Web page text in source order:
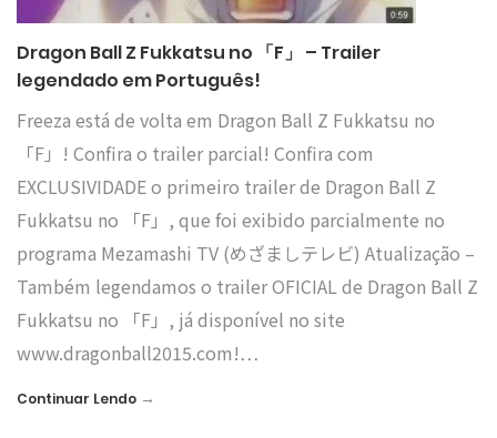
Dragon Ball Z Fukkatsu no 「F」 – Trailer
legendado em Português!
Freeza está de volta em Dragon Ball Z Fukkatsu no
「F」! Confira o trailer parcial! Confira com
EXCLUSIVIDADE o primeiro trailer de Dragon Ball Z
Fukkatsu no 「F」, que foi exibido parcialmente no
programa Mezamashi TV (めざましテレビ) Atualização –
Também legendamos o trailer OFICIAL de Dragon Ball Z
Fukkatsu no 「F」, já disponível no site
www.dragonball2015.com!…
Continuar Lendo →